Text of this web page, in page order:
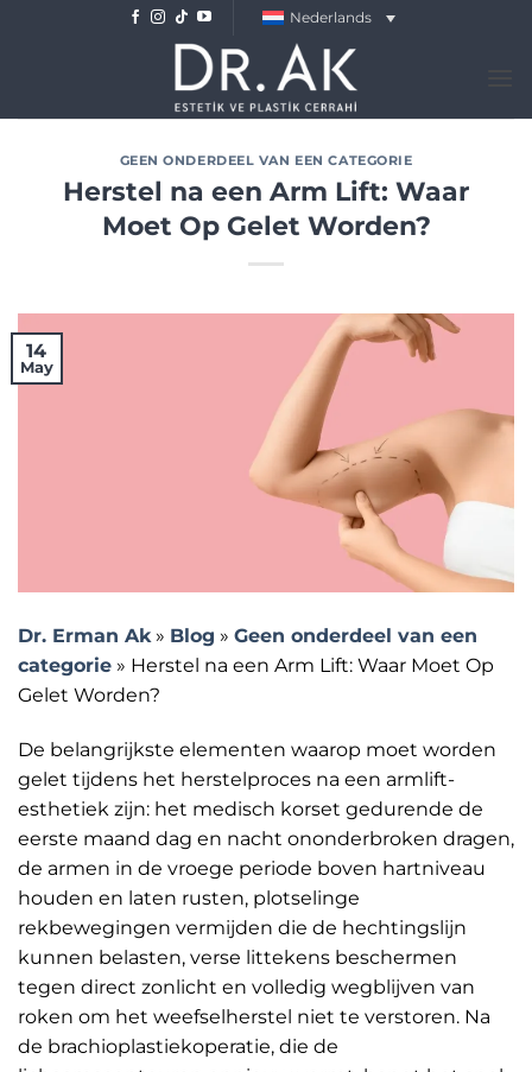
Nederlands
GEEN ONDERDEEL VAN EEN CATEGORIE
Herstel na een Arm Lift: Waar
Moet Op Gelet Worden?
14
May
Dr. Erman Ak » Blog » Geen onderdeel van een
categorie » Herstel na een Arm Lift: Waar Moet Op
Gelet Worden?
De belangrijkste elementen waarop moet worden
gelet tijdens het herstelproces na een armlift-
esthetiek zijn: het medisch korset gedurende de
eerste maand dag en nacht ononderbroken dragen,
de armen in de vroege periode boven hartniveau
houden en laten rusten, plotselinge
rekbewegingen vermijden die de hechtingslijn
kunnen belasten, verse littekens beschermen
tegen direct zonlicht en volledig wegblijven van
roken om het weefselherstel niet te verstoren. Na
de brachioplastiekoperatie, die de